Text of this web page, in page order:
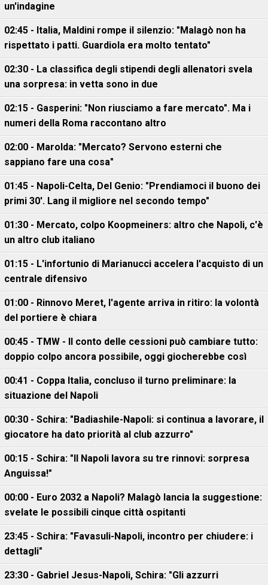
un'indagine
02:45 - Italia, Maldini rompe il silenzio: "Malagò non ha
rispettato i patti. Guardiola era molto tentato"
02:30 - La classifica degli stipendi degli allenatori svela
una sorpresa: in vetta sono in due
02:15 - Gasperini: "Non riusciamo a fare mercato". Ma i
numeri della Roma raccontano altro
02:00 - Marolda: "Mercato? Servono esterni che
sappiano fare una cosa"
01:45 - Napoli-Celta, Del Genio: "Prendiamoci il buono dei
primi 30'. Lang il migliore nel secondo tempo"
01:30 - Mercato, colpo Koopmeiners: altro che Napoli, c'è
un altro club italiano
01:15 - L'infortunio di Marianucci accelera l'acquisto di un
centrale difensivo
01:00 - Rinnovo Meret, l'agente arriva in ritiro: la volontà
del portiere è chiara
00:45 - TMW - Il conto delle cessioni può cambiare tutto:
doppio colpo ancora possibile, oggi giocherebbe così
00:41 - Coppa Italia, concluso il turno preliminare: la
situazione del Napoli
00:30 - Schira: "Badiashile-Napoli: si continua a lavorare, il
giocatore ha dato priorità al club azzurro"
00:15 - Schira: "Il Napoli lavora su tre rinnovi: sorpresa
Anguissa!"
00:00 - Euro 2032 a Napoli? Malagò lancia la suggestione:
svelate le possibili cinque città ospitanti
23:45 - Schira: "Favasuli-Napoli, incontro per chiudere: i
dettagli"
23:30 - Gabriel Jesus-Napoli, Schira: "Gli azzurri